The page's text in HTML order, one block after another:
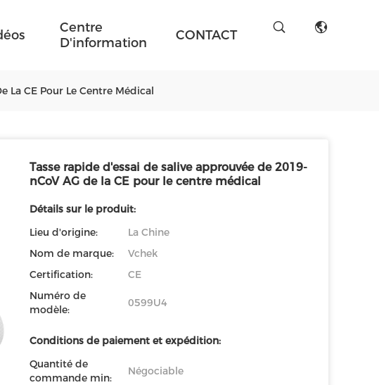
Centre
D'information
CONTACT
La CE Pour Le Centre Médical
Tasse rapide d'essai de salive approuvée de 2019-
nCoV AG de la CE pour le centre médical
Détails sur le produit:
Lieu d'origine:
La Chine
Nom de marque:
Vchek
Certification:
CE
Numéro de
modèle:
0599U4
Conditions de paiement et expédition:
Quantité de
commande min:
Négociable